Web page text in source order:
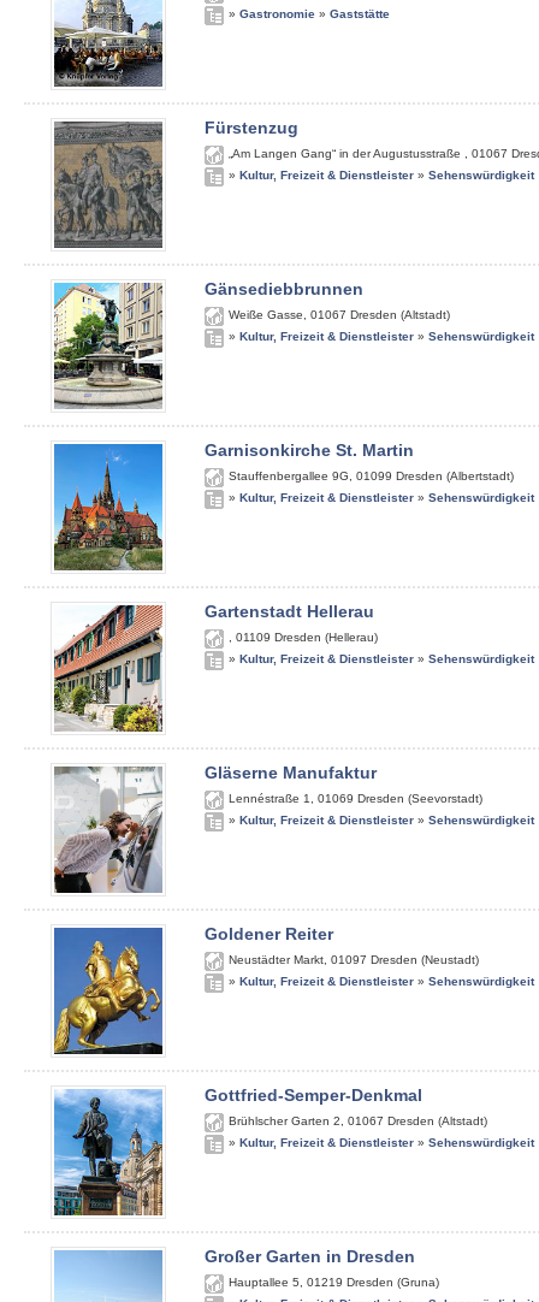
» Gastronomie » Gaststätte
Fürstenzug
„Am Langen Gang“ in der Augustusstraße 01067
» Kultur, Freizeit & Dienstleister » Sehenswürdigkeit
Gänsediebbrunnen
Weiße Gasse 01067 Dresden (Altstadt)
» Kultur, Freizeit & Dienstleister » Sehenswürdigkeit
Garnisonkirche St. Martin
Stauffenbergallee 9G 01099 Dresden (Albertstadt)
» Kultur, Freizeit & Dienstleister » Sehenswürdigkeit
Gartenstadt Hellerau
01109 Dresden (Hellerau)
» Kultur, Freizeit & Dienstleister » Sehenswürdigkeit
Gläserne Manufaktur
Lennéstraße 1 01069 Dresden (Seevorstadt)
» Kultur, Freizeit & Dienstleister » Sehenswürdigkeit
Goldener Reiter
Neustädter Markt 01097 Dresden (Neustadt)
» Kultur, Freizeit & Dienstleister » Sehenswürdigkeit
Gottfried-Semper-Denkmal
Brühlscher Garten 2 01067 Dresden (Altstadt)
» Kultur, Freizeit & Dienstleister » Sehenswürdigkeit
Großer Garten in Dresden
Hauptallee 5 01219 Dresden (Gruna)